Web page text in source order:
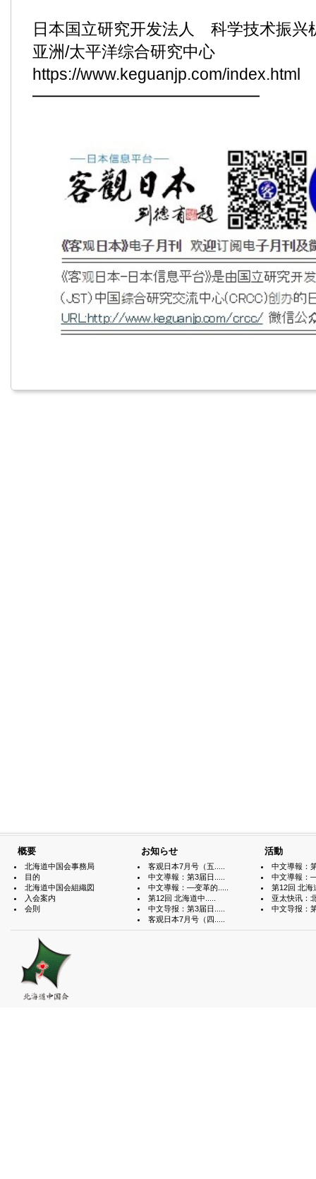
日本国立研究开发法人 科学技术振兴
亚洲/太平洋综合研究中心
https://www.keguanjp.com/index.html
━━━━━━━━━━━━━━
概要
北海道中国会事務局
目的
北海道中国会組織図
入会案内
会則
お知らせ
客观日本7月号（五.....
中文導報：第3届日.....
中文導報：—变革的.....
第12回 北海道中.....
中文导报：第3届日.....
客观日本7月号（四.....
活動
中文導報：
中文導報：
第12回 北海
亚太快讯：
中文导报：